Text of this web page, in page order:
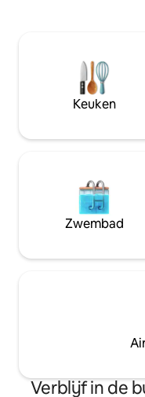
Keuken
Zwembad
Verblijf in de